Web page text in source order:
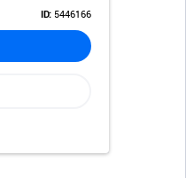
ID: 5446166